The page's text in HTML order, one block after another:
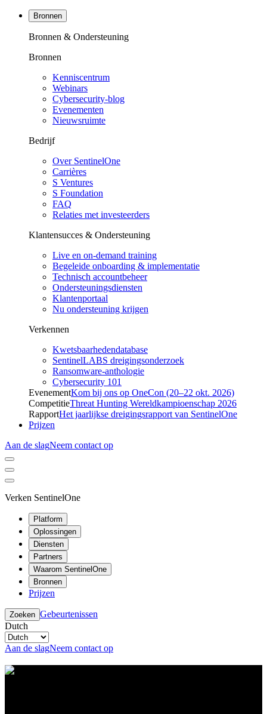
Bronnen
Bronnen & Ondersteuning
Bronnen
Kenniscentrum
Webinars
Cybersecurity-blog
Evenementen
Nieuwsruimte
Bedrijf
Over SentinelOne
Carrières
S Ventures
S Foundation
FAQ
Relaties met investeerders
Klantensucces & Ondersteuning
Live en on-demand training
Begeleide onboarding & implementatie
Technisch accountbeheer
Ondersteuningsdiensten
Klantenportaal
Nu ondersteuning krijgen
Verkennen
Kwetsbaarhedendatabase
SentinelLABS dreigingsonderzoek
Ransomware-anthologie
Cybersecurity 101
EvenementKom bij ons op OneCon (20–22 okt. 2026)
CompetitieThreat Hunting Wereldkampioenschap 2026
RapportHet jaarlijkse dreigingsrapport van SentinelOne
Prijzen
Aan de slagNeem contact op
Verken SentinelOne
Platform
Oplossingen
Diensten
Partners
Waarom SentinelOne
Bronnen
Prijzen
Zoeken Gebeurtenissen
Dutch
Aan de slagNeem contact op
Resource Center